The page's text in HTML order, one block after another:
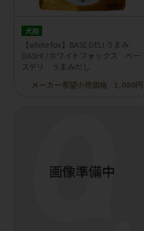
犬用
【white fox】BASE DELI うまみ
DASHI / ホワイトフォックス ベー
スデリ うまみだし
メーカー希望小売価格
1,080円